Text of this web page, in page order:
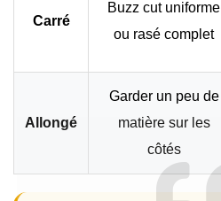
Carré
Buzz cut uniforme
ou rasé complet
Allongé
Garder un peu de
matière sur les
côtés